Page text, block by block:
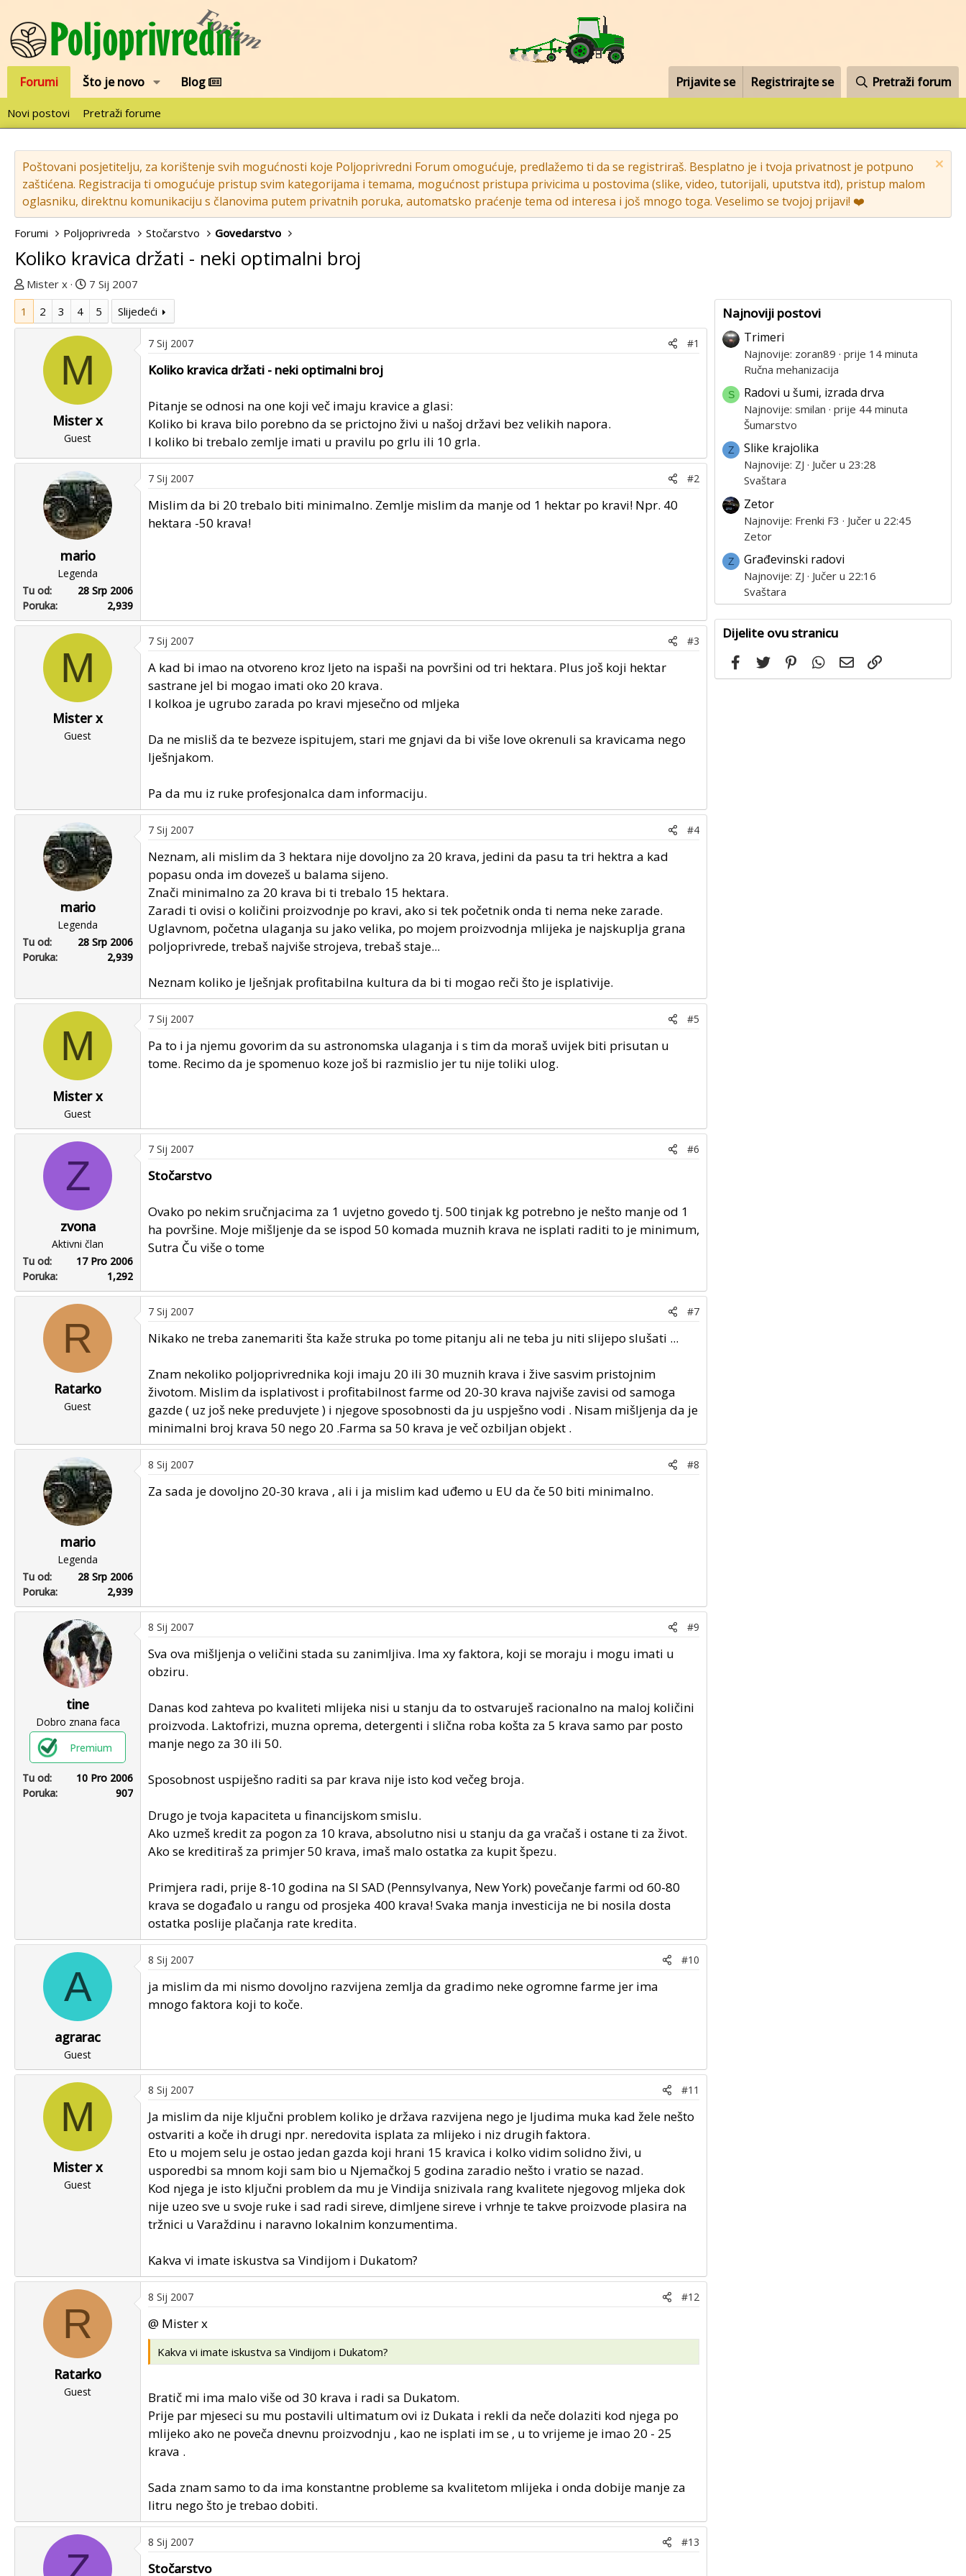
Forumi Što je novo Blog Prijavite se Registrirajte se Pretraži forum
Novi postovi Pretraži forume
Poštovani posjetitelju, za korištenje svih mogućnosti koje Poljoprivredni Forum omogućuje, predlažemo ti da se registriraš. Besplatno je i tvoja privatnost je potpuno
zaštićena. Registracija ti omogućuje pristup svim kategorijama i temama, mogućnost pristupa privicima u postovima (slike, video, tutorijali, uputstva itd), pristup malom
oglasniku, direktnu komunikaciju s članovima putem privatnih poruka, automatsko praćenje tema od interesa i još mnogo toga. Veselimo se tvojoj prijavi! ❤️
Forumi Poljoprivreda Stočarstvo Govedarstvo
Koliko kravica držati - neki optimalni broj
T
e
u
o
Mister x
D
a
u
m
g
p
o
s
t
a
7 Sij 2007
1
2 3 4 5 Slijedeći
M
Mister x
Guest
7 Sij 2007 #1
Koliko kravica držati - neki optimalni broj
Pitanje se odnosi na one koji več imaju kravice a glasi:
Koliko bi krava bilo porebno da se prictojno živi u našoj državi bez velikih napora.
I koliko bi trebalo zemlje imati u pravilu po grlu ili 10 grla.
mario
Legenda
Tu od
28 Srp 2006
Poruka
2,939
7 Sij 2007 #2
Mislim da bi 20 trebalo biti minimalno. Zemlje mislim da manje od 1 hektar po kravi! Npr. 40
hektara -50 krava!
M
Mister x
Guest
7 Sij 2007 #3
A kad bi imao na otvoreno kroz ljeto na ispaši na površini od tri hektara. Plus još koji hektar
sastrane jel bi mogao imati oko 20 krava.
I kolkoa je ugrubo zarada po kravi mjesečno od mljeka
Da ne misliš da te bezveze ispitujem, stari me gnjavi da bi više love okrenuli sa kravicama nego
lješnjakom.
Pa da mu iz ruke profesjonalca dam informaciju.
mario
Legenda
Tu od
28 Srp 2006
Poruka
2,939
7 Sij 2007 #4
Neznam, ali mislim da 3 hektara nije dovoljno za 20 krava, jedini da pasu ta tri hektra a kad
popasu onda im dovezeš u balama sijeno.
Znači minimalno za 20 krava bi ti trebalo 15 hektara.
Zaradi ti ovisi o količini proizvodnje po kravi, ako si tek početnik onda ti nema neke zarade.
Uglavnom, početna ulaganja su jako velika, po mojem proizvodnja mlijeka je najskuplja grana
poljoprivrede, trebaš najviše strojeva, trebaš staje...
Neznam koliko je lješnjak profitabilna kultura da bi ti mogao reči što je isplativije.
M
Mister x
Guest
7 Sij 2007 #5
Pa to i ja njemu govorim da su astronomska ulaganja i s tim da moraš uvijek biti prisutan u
tome. Recimo da je spomenuo koze još bi razmislio jer tu nije toliki ulog.
Z
zvona
Aktivni član
Tu od
17 Pro 2006
Poruka
1,292
7 Sij 2007 #6
Stočarstvo
Ovako po nekim sručnjacima za 1 uvjetno govedo tj. 500 tinjak kg potrebno je nešto manje od 1
ha površine. Moje mišljenje da se ispod 50 komada muznih krava ne isplati raditi to je minimum,
Sutra Ču više o tome
R
Ratarko
Guest
7 Sij 2007 #7
Nikako ne treba zanemariti šta kaže struka po tome pitanju ali ne teba ju niti slijepo slušati ...
Znam nekoliko poljoprivrednika koji imaju 20 ili 30 muznih krava i žive sasvim pristojnim
životom. Mislim da isplativost i profitabilnost farme od 20-30 krava najviše zavisi od samoga
gazde ( uz još neke preduvjete ) i njegove sposobnosti da ju uspješno vodi . Nisam mišljenja da je
minimalni broj krava 50 nego 20 .Farma sa 50 krava je več ozbiljan objekt .
mario
Legenda
Tu od
28 Srp 2006
Poruka
2,939
8 Sij 2007 #8
Za sada je dovoljno 20-30 krava , ali i ja mislim kad uđemo u EU da če 50 biti minimalno.
tine
Dobro znana faca
Premium
Tu od
10 Pro 2006
Poruka
907
8 Sij 2007 #9
Sva ova mišljenja o veličini stada su zanimljiva. Ima xy faktora, koji se moraju i mogu imati u
obziru.
Danas kod zahteva po kvaliteti mlijeka nisi u stanju da to ostvaruješ racionalno na maloj količini
proizvoda. Laktofrizi, muzna oprema, detergenti i slična roba košta za 5 krava samo par posto
manje nego za 30 ili 50.
Sposobnost uspiješno raditi sa par krava nije isto kod večeg broja.
Drugo je tvoja kapaciteta u financijskom smislu.
Ako uzmeš kredit za pogon za 10 krava, absolutno nisi u stanju da ga vračaš i ostane ti za život.
Ako se kreditiraš za primjer 50 krava, imaš malo ostatka za kupit špezu.
Primjera radi, prije 8-10 godina na SI SAD (Pennsylvanya, New York) povečanje farmi od 60-80
krava se događalo u rangu od prosjeka 400 krava! Svaka manja investicija ne bi nosila dosta
ostatka poslije plačanja rate kredita.
A
agrarac
Guest
8 Sij 2007 #10
ja mislim da mi nismo dovoljno razvijena zemlja da gradimo neke ogromne farme jer ima
mnogo faktora koji to koče.
M
Mister x
Guest
8 Sij 2007 #11
Ja mislim da nije ključni problem koliko je država razvijena nego je ljudima muka kad žele nešto
ostvariti a koče ih drugi npr. neredovita isplata za mlijeko i niz drugih faktora.
Eto u mojem selu je ostao jedan gazda koji hrani 15 kravica i kolko vidim solidno živi, u
usporedbi sa mnom koji sam bio u Njemačkoj 5 godina zaradio nešto i vratio se nazad.
Kod njega je isto ključni problem da mu je Vindija snizivala rang kvalitete njegovog mljeka dok
nije uzeo sve u svoje ruke i sad radi sireve, dimljene sireve i vrhnje te takve proizvode plasira na
tržnici u Varaždinu i naravno lokalnim konzumentima.
Kakva vi imate iskustva sa Vindijom i Dukatom?
R
Ratarko
Guest
8 Sij 2007 #12
@ Mister x
Kakva vi imate iskustva sa Vindijom i Dukatom?
Bratič mi ima malo više od 30 krava i radi sa Dukatom.
Prije par mjeseci su mu postavili ultimatum ovi iz Dukata i rekli da neče dolaziti kod njega po
mlijeko ako ne poveča dnevnu proizvodnju , kao ne isplati im se , u to vrijeme je imao 20 - 25
krava .
Sada znam samo to da ima konstantne probleme sa kvalitetom mlijeka i onda dobije manje za
litru nego što je trebao dobiti.
8 Sij 2007 #13
Stočarstvo
Najnoviji postovi
Trimeri
Najnovije: zoran89 prije 14 minuta
Ručna mehanizacija
S Radovi u šumi, izrada drva
Najnovije: smilan prije 44 minuta
Šumarstvo
Z Slike krajolika
Najnovije: ZJ
Jučer u 23:28
Svaštara
Zetor
Najnovije: Frenki F3
Jučer u 22:45
Zetor
Z Građevinski radovi
Najnovije: ZJ
Jučer u 22:16
Svaštara
Dijelite ovu stranicu
Facebook
Twitter PinterestWhatsApp
Email